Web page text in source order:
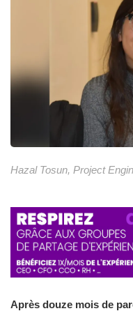
Hazal Tosun, Project
Après douze mois de